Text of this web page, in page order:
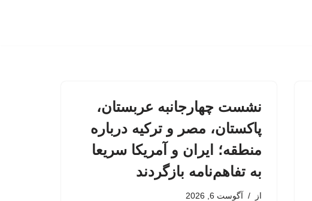
نشست چهارجانبه عربستان،
پاکستان، مصر و ترکیه درباره
منطقه؛ ایران و آمریکا سریعا
به تفاهم‌نامه بازگردند
از آگوست 6, 2026